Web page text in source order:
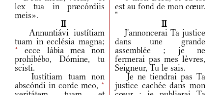
lex tua in præcórdiis
meis».
est au fond de mon cœur.
"
II
II
Annuntiávi iustítiam
tuam in ecclésia magna;
* ecce lábia mea non
prohibébo, Dómine, tu
scisti.
J'annoncerai Ta justice
dans une grande
assemblée ; je ne
fermerai pas mes lèvres,
Seigneur, Tu le sais.
Iustítiam tuam non
abscóndi in corde meo, *
Je ne tiendrai pas Ta
justice cachée dans mon